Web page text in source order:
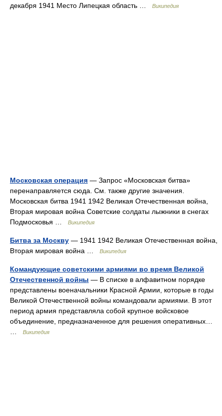
декабря 1941 Место Липецкая область …
Википедия
Московская операция — Запрос «Московская битва»
перенаправляется сюда. Cм. также другие значения.
Московская битва 1941 1942 Великая Отечественная война,
Вторая мировая война Советские солдаты лыжники в снегах
Подмосковья …
Википедия
Битва за Москву — 1941 1942 Великая Отечественная война,
Вторая мировая война …
Википедия
Командующие советскими армиями во время Великой
Отечественной войны — В списке в алфавитном порядке
представлены военачальники Красной Армии, которые в годы
Великой Отечественной войны командовали армиями. В этот
период армия представляла собой крупное войсковое
объединение, предназначенное для решения оперативных…
Википедия